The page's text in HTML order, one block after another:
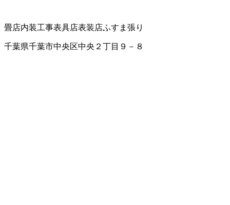
畳店内装工事表具店表装店ふすま張り
千葉県千葉市中央区中央２丁目９－８